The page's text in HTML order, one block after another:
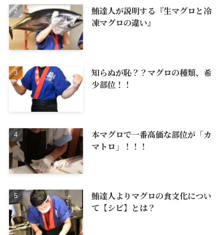
鮪達人が説明する『生マグロと冷
凍マグロの違い』
知らぬが恥？？マグロの種類、希
少部位！！
本マグロで一番高価な部位が「カ
マトロ」！！！
鮪達人よりマグロの食文化につい
て【シビ】とは？